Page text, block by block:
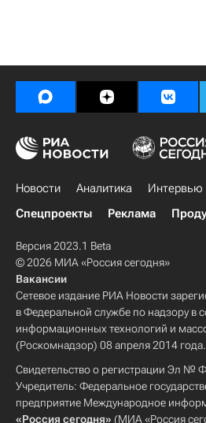
Новости Аналитика Интервью
Спецпроекты
Реклама
Версия 2023.1 Beta
© 2026 МИА «Россия сегодня»
Вакансии
Сетевое издание РИА Новости
в Федеральной службе по надзору в
информационных технологий и
(Роскомнадзор) 08 апреля 2014 года.
Свидетельство о регистрации Эл №
Учредитель: Федеральное
предприятие Международное
«Россия сегодня» (МИА «Россия